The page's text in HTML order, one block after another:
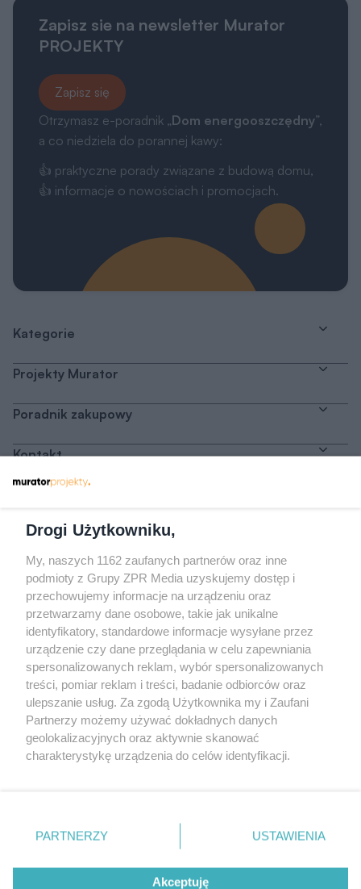
Zapisz sie na newsletter Murator
PROJEKTY
Zapisz się
Otrzymasz e-poradnik „Dom energooszczędny”,
a co niedziela do porannej kawy:
👍 praktyczne porady związane z budową domu,
👍 informacje o nowościach i promocjach.
Kategorie
Projekty Murator
Poradnik zakupowy
Kontakt
Odwiedź grupę na Facebooku
Gdybym budował drugi raz - mądry Polak
przed budową
Forum Muratora
Drogi Użytkowniku,
My, naszych 1162 zaufanych partnerów oraz inne
podmioty z Grupy ZPR Media uzyskujemy dostęp i
przechowujemy informacje na urządzeniu oraz
przetwarzamy dane osobowe, takie jak unikalne
identyfikatory, standardowe informacje wysyłane przez
urządzenie czy dane przeglądania w celu zapewniania
spersonalizowanych reklam, wybór spersonalizowanych
treści, pomiar reklam i treści, badanie odbiorców oraz
ulepszanie usług. Za zgodą Użytkownika my i Zaufani
Partnerzy możemy używać dokładnych danych
geolokalizacyjnych oraz aktywnie skanować
charakterystykę urządzenia do celów identyfikacji.
zmienić/wycofać klikając przycisk ustawień prywatności
znajdujący się w lewym dolnym rogu strony
rodzaje przetwarzania danych nie wymagają zgody
użytkownika, ale masz prawo sprzeciwić się takiemu
PARTNERZY USTAWIENIA
Akceptuję